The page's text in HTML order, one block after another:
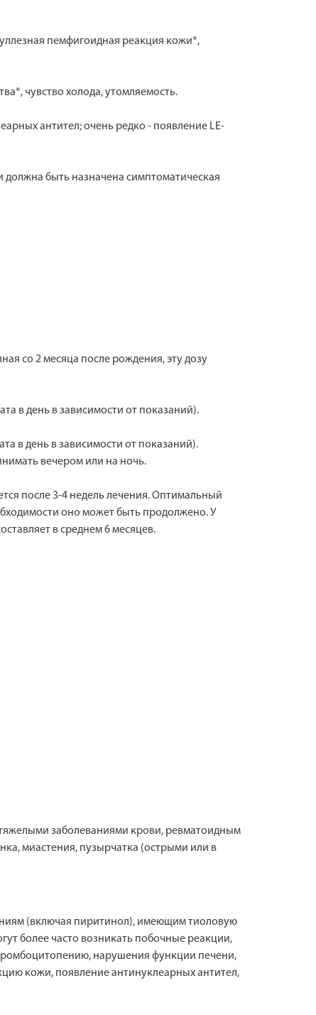
пемфигоидная реакция кожи*,
чувство холода, утомляемость.
антител; очень редко - появление LE-
быть назначена симптоматическая
со 2 месяца после рождения, эту дозу
в день в зависимости от показаний).
в день в зависимости от показаний).
вечером или на ночь.
после 3-4 недель лечения. Оптимальный
оно может быть продолжено. У
в среднем 6 месяцев.
заболеваниями крови, ревматоидным
миастения, пузырчатка (острыми или в
(включая пиритинол), имеющим тиоловую
более часто возникать побочные реакции,
нарушения функции печени,
кожи, появление антинуклеарных антител,